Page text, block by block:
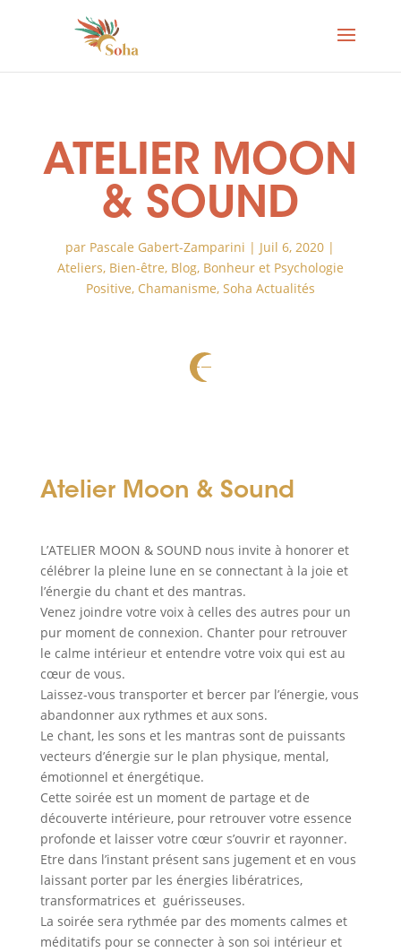
ATELIER MOON
& SOUND
par Pascale Gabert-Zamparini | Juil 6, 2020 |
Ateliers, Bien-être, Blog, Bonheur et Psychologie
Positive, Chamanisme, Soha Actualités
Atelier Moon & Sound
L’ATELIER MOON & SOUND nous invite à honorer et
célébrer la pleine lune en se connectant à la joie et
l’énergie du chant et des mantras.
Venez joindre votre voix à celles des autres pour un
pur moment de connexion. Chanter pour retrouver
le calme intérieur et entendre votre voix qui est au
cœur de vous.
Laissez-vous transporter et bercer par l’énergie, vous
abandonner aux rythmes et aux sons.
Le chant, les sons et les mantras sont de puissants
vecteurs d’énergie sur le plan physique, mental,
émotionnel et énergétique.
Cette soirée est un moment de partage et de
découverte intérieure, pour retrouver votre essence
profonde et laisser votre cœur s’ouvrir et rayonner.
Etre dans l’instant présent sans jugement et en vous
laissant porter par les énergies libératrices,
transformatrices et guérisseuses.
La soirée sera rythmée par des moments calmes et
méditatifs pour se connecter à son soi intérieur et